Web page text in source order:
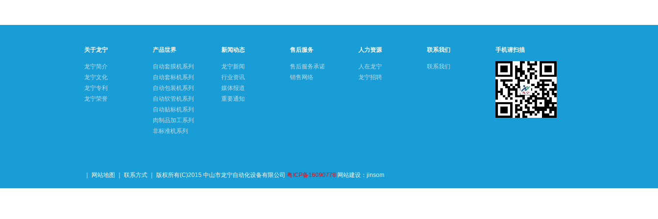
关于龙宁
龙宁简介
龙宁文化
龙宁专利
龙宁荣誉
产品世界
自动套膜机系列
自动套标机系列
自动包装机系列
自动软管机系列
自动贴标机系列
肉制品加工系列
非标准机系列
新闻动态
龙宁新闻
行业资讯
媒体报道
重要通知
售后服务
售后服务承诺
销售网络
人力资源
人在龙宁
龙宁招聘
联系我们
联系我们
手机请扫描
｜ 网站地图 ｜ 联系方式 ｜ 版权所有(C)2015 中山市龙宁自动化设备有限公司 粤ICP备16090778 网站建设 ： jinsom